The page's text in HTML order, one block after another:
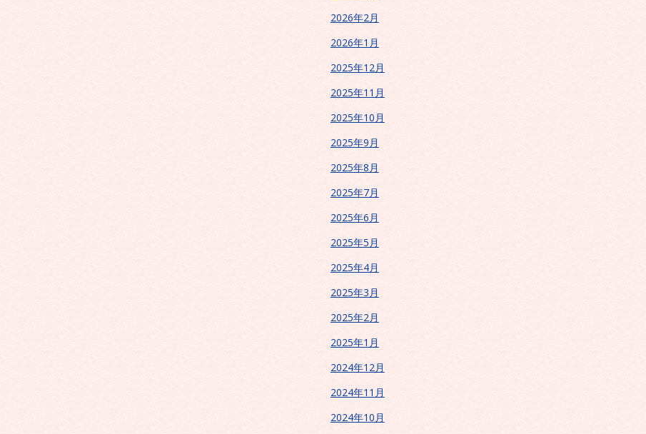
2026年2月
2026年1月
2025年12月
2025年11月
2025年10月
2025年9月
2025年8月
2025年7月
2025年6月
2025年5月
2025年4月
2025年3月
2025年2月
2025年1月
2024年12月
2024年11月
2024年10月